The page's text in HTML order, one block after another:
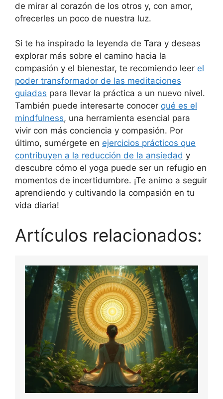
de mirar al corazón de los otros y, con amor,
ofrecerles un poco de nuestra luz.
Si te ha inspirado la leyenda de Tara y deseas
explorar más sobre el camino hacia la
compasión y el bienestar, te recomiendo leer el
poder transformador de las meditaciones
guiadas para llevar la práctica a un nuevo nivel.
También puede interesarte conocer qué es el
mindfulness, una herramienta esencial para
vivir con más conciencia y compasión. Por
último, sumérgete en ejercicios prácticos que
contribuyen a la reducción de la ansiedad y
descubre cómo el yoga puede ser un refugio en
momentos de incertidumbre. ¡Te animo a seguir
aprendiendo y cultivando la compasión en tu
vida diaria!
Artículos relacionados: